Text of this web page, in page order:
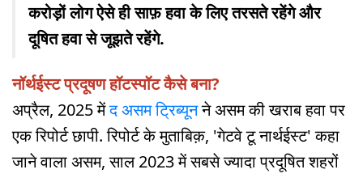
करोड़ों लोग ऐसे ही साफ़ हवा के लिए तरसते रहेंगे और
दूषित हवा से जूझते रहेंगे.
नॉर्थईस्ट प्रदूषण हॉटस्पॉट कैसे बना?
अप्रैल, 2025 मेंद असम ट्रिब्यूनने असम की खराब हवा पर
एक रिपोर्ट छापी. रिपोर्ट के मुताबिक़, 'गेटवे टू नार्थईस्ट' कहा
जाने वाला असम, साल 2023 में सबसे ज्यादा प्रदूषित शहरों